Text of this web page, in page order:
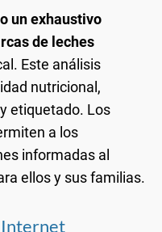
un exhaustivo
de leches
Este análisis
nutricional,
etiquetado. Los
a los
informadas al
ellos y sus familias.
Internet